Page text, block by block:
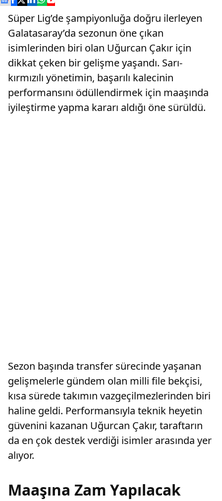
Süper Lig’de şampiyonluğa doğru ilerleyen
Galatasaray’da sezonun öne çıkan
isimlerinden biri olan Uğurcan Çakır için
dikkat çeken bir gelişme yaşandı. Sarı-
kırmızılı yönetimin, başarılı kalecinin
performansını ödüllendirmek için maaşında
iyileştirme yapma kararı aldığı öne sürüldü.
Sezon başında transfer sürecinde yaşanan
gelişmelerle gündem olan milli file bekçisi,
kısa sürede takımın vazgeçilmezlerinden biri
haline geldi. Performansıyla teknik heyetin
güvenini kazanan Uğurcan Çakır, taraftarın
da en çok destek verdiği isimler arasında yer
alıyor.
Maaşına Zam Yapılacak